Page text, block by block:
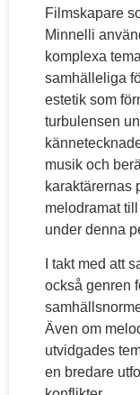
Filmskapare
Minnelli
komplexa
samhälleliga
estetik som
turbulensen
musik och
karaktärernas
melodramat
under denna
I takt med att
också genren
Även om
utvidgades
en bredare